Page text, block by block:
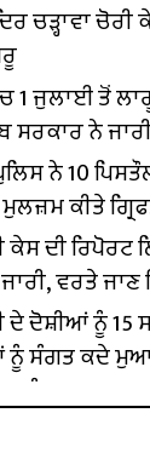
ਚੜ੍ਹਾਵਾ ਚੋਰੀ
1 ਜੁਲਾਈ ਤੋਂ
ਸਰਕਾਰ ਨੇ
ਨੇ 10
ਕੀਤੇ
ਕੇਸ ਦੀ
ਵਰਤੇ
ਦੋਸ਼ੀਆਂ ਨੂੰ 15
ਨੂੰ ਸੰਗਤ ਕਦੇ
ਮਾਨ